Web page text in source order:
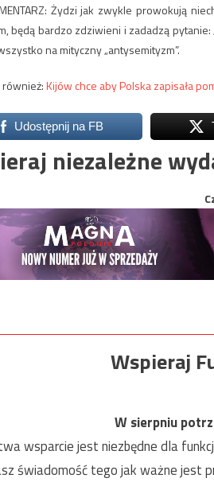
Żydzi jak zwykle prowokują
będą bardzo zdziwieni i zadadzą
na mityczny „antysemityzm”.
Kijów chce aby Polska zapisała
Udostępnij na FB
niezależne
Wspieraj
W sierpniu
wsparcie jest niezbędne dla
świadomość tego jak ważne jest